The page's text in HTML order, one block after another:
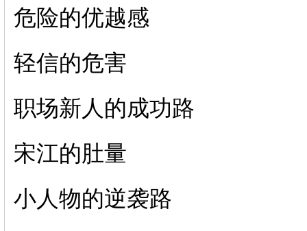
危险的优越感
轻信的危害
职场新人的成功路
宋江的肚量
小人物的逆袭路